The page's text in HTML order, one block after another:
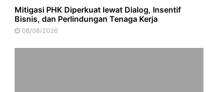
Mitigasi PHK Diperkuat lewat Dialog, Insentif
Bisnis, dan Perlindungan Tenaga Kerja
08/08/2026